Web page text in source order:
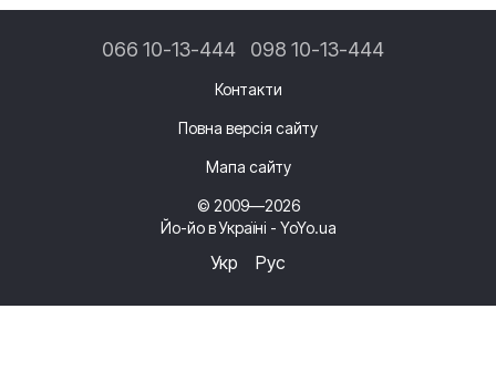
066 10-13-444 098 10-13-444
Контакти
Повна версія сайту
Мапа сайту
© 2009—2026
Йо-йо в Україні - YoYo.ua
Укр Рус